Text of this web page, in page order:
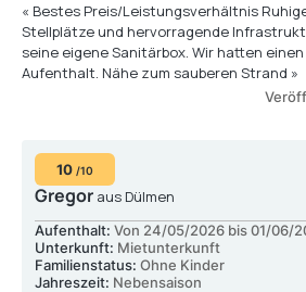
« Bestes Preis/Leistungsverhältnis Ruhige Atmosphäre, schöne
Stellplätze und hervorragende
seine eigene Sanitärbox. Wir hatten
Aufenthalt. Nähe zum sauberen Strand »
10 /10
Gregor aus Dülmen
Aufenthalt: Von 24/05/2026 bis 01/06/
Unterkunft: Mietunterkunft
Familienstatus: Ohne Kinder
Jahreszeit: Nebensaison